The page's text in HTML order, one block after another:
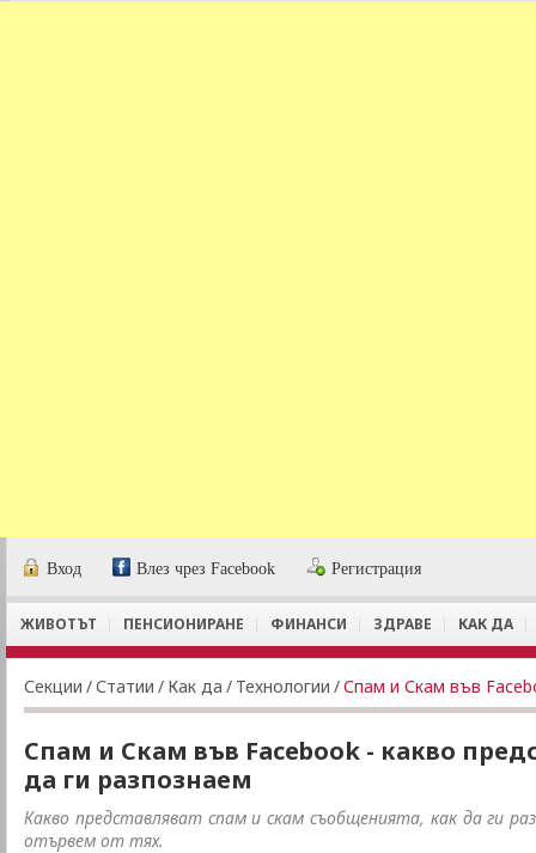
Вход Влез чрез Facebook Регистрация
ЖИВОТЪТ ПЕНСИОНИРАНЕ ФИНАНСИ ЗДРАВЕ КАК ДА
Секции /Статии / Как да / Технологии /
Спам и Скам във Facebook - какво
да ги разпознаем
Какво представляват спам и скам съобщенията, как да ги
отървем от тях.